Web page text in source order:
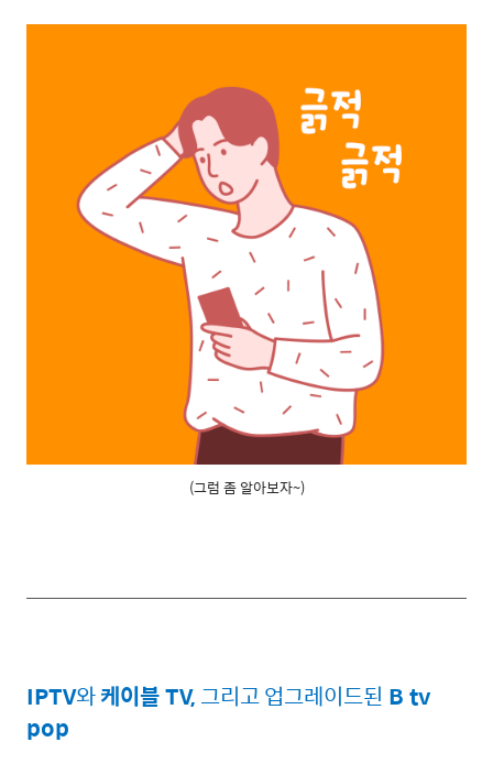
(그럼 좀 알아보자~)
IPTV와케이블TV,그리고업그레이드된 B tv
pop